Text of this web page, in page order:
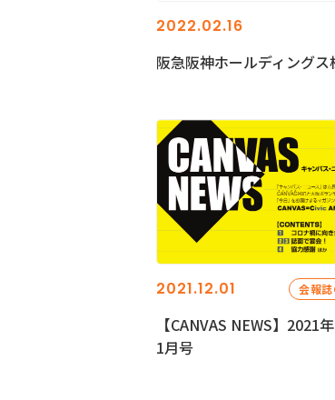
2022.02.16
阪急阪神ホールディングス
2021.12.01 会報
【CANVAS NEWS】2021
1月号